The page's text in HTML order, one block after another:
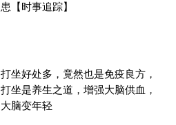
患【时事追踪】
打坐好处多，竟然也是免疫良方，
打坐是养生之道，增强大脑供血，
大脑变年轻